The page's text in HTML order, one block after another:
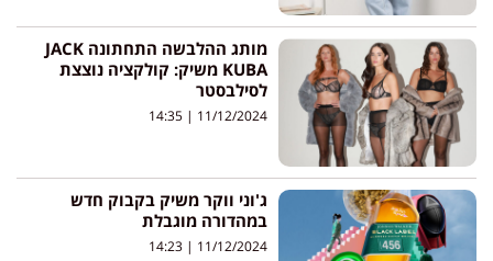
מותג ההלבשה התחתונה JACK
KUBA משיק: קולקציה נוצצת
לסילבסטר
11/12/2024
ג'וני ווקר משיק בקבוק חדש
במהדורה מוגבלת
11/12/2024